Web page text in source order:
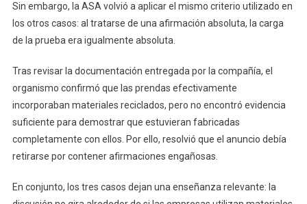
Sin embargo, la ASA volvió a aplicar el mismo criterio utilizado en
los otros casos: al tratarse de una afirmación absoluta, la carga
de la prueba era igualmente absoluta.
Tras revisar la documentación entregada por la compañía, el
organismo confirmó que las prendas efectivamente
incorporaban materiales reciclados, pero no encontró evidencia
suficiente para demostrar que estuvieran fabricadas
completamente con ellos. Por ello, resolvió que el anuncio debía
retirarse por contener afirmaciones engañosas.
En conjunto, los tres casos dejan una enseñanza relevante: la